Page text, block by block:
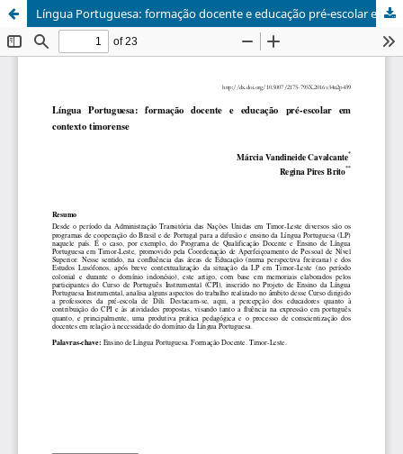
Língua Portuguesa: formação docente e educação pré-escolar em contexto timorense